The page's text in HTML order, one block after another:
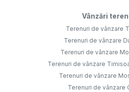
Vânzări
Terenuri de vânzare
Terenuri de vânzare
Terenuri de vânzare
Terenuri de vânzare
Terenuri de vânzare
Terenuri de vânzare